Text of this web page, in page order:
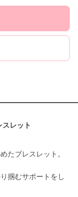
レット
たブレスレット。
掴むサポートをし